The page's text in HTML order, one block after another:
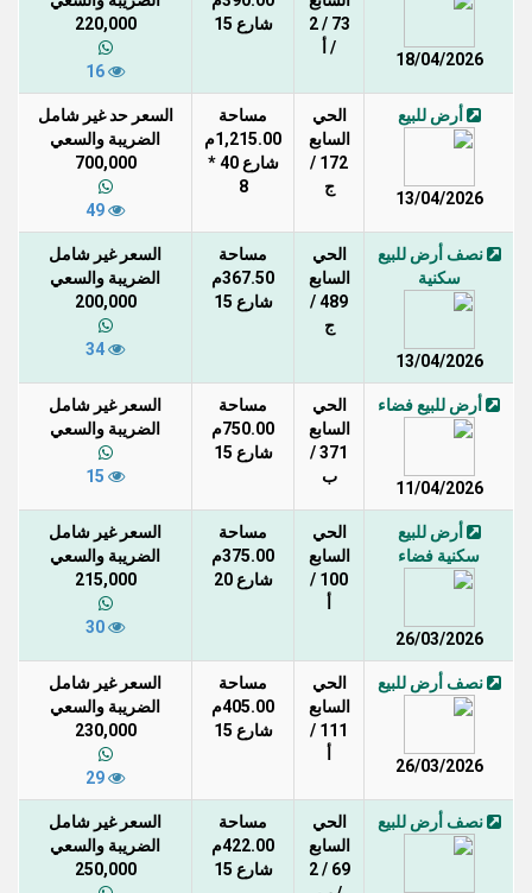
18/04/2026
73 / 2
/ أ
شارع 15
220,000
أرض للبيع
13/04/2026
الحي
السابع
172 /
ج
مساحة
1,215.00م
شارع 40 *
8
السعر حد غير شامل
الضريبة والسعي
700,000
نصف أرض للبيع
سكنية
13/04/2026
الحي
السابع
489 /
ج
مساحة
367.50م
شارع 15
السعر غير شامل
الضريبة والسعي
200,000
أرض للبيع فضاء
11/04/2026
الحي
السابع
371 /
ب
مساحة
750.00م
شارع 15
السعر غير شامل
الضريبة والسعي
أرض للبيع
سكنية فضاء
26/03/2026
الحي
السابع
100 /
مساحة
375.00م
شارع 20
السعر غير شامل
الضريبة والسعي
215,000
نصف أرض للبيع
26/03/2026
الحي
السابع
111 /
مساحة
405.00م
شارع 15
السعر غير شامل
الضريبة والسعي
230,000
نصف أرض للبيع
الحي
السابع
69 / 2
مساحة
422.00م
شارع 15
السعر غير شامل
الضريبة والسعي
250,000